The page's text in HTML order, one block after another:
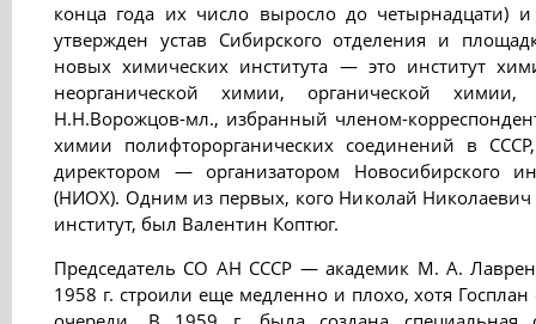
конца года их число выросло до четырнадцати)
утвержден устав Сибирского отделения и
новых химических института — это институт
неорганической химии, органической химии,
Н.Н.Ворожцов-мл., избранный членом-
химии полифторорганических соединений в
директором — организатором Новосибирского
(НИОХ). Одним из первых, кого Николай
институт, был Валентин Коптюг.
Председатель СО АН СССР — академик М. А.
1958 г. строили еще медленно и плохо, хотя